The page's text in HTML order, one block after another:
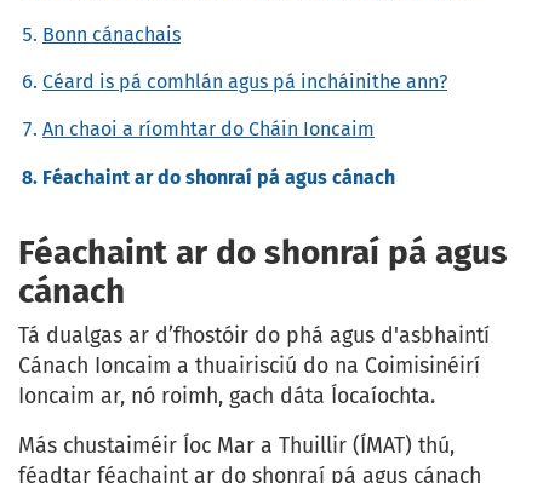
Bonn cánachais
Céard is pá comhlán agus pá incháinithe ann?
An chaoi a ríomhtar do Cháin Ioncaim
Féachaint ar do shonraí pá agus cánach
Féachaint ar do shonraí pá agus
cánach
Tá dualgas ar d’fhostóir do phá agus d'asbhaintí
Cánach Ioncaim a thuairisciú do na Coimisinéirí
Ioncaim ar, nó roimh, gach dáta Íocaíochta.
Más chustaiméir Íoc Mar a Thuillir (ÍMAT) thú,
féadtar féachaint ar do shonraí pá agus cánach